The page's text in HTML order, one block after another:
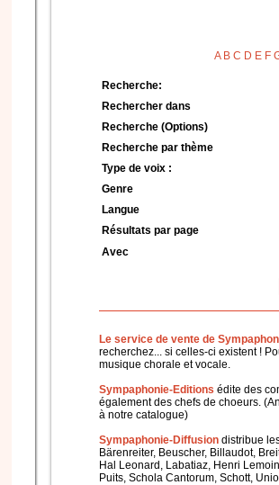
A B C D E F
Recherche:
Rechercher dans
Recherche (Options)
Recherche par thème
Type de voix :
Genre
Langue
Résultats par page
Avec
Le service de vente de
recherchez... si celles-ci existent !
musique chorale et vocale.
Sympaphonie-Editions édite des
également des chefs de choeurs.
à notre catalogue)
Sympaphonie-Diffusion distribue
Bärenreiter, Beuscher, Billaudot,
Hal Leonard, Labatiaz, Henri
Puits, Schola Cantorum, Schott,